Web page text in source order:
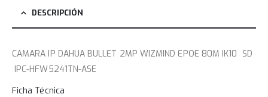
DESCRIPCIÓN
CAMARA IP DAHUA BULLET 2MP WIZMIND EPOE 80M IK10 SD
IPC-HFW5241TN-ASE
Ficha Técnica